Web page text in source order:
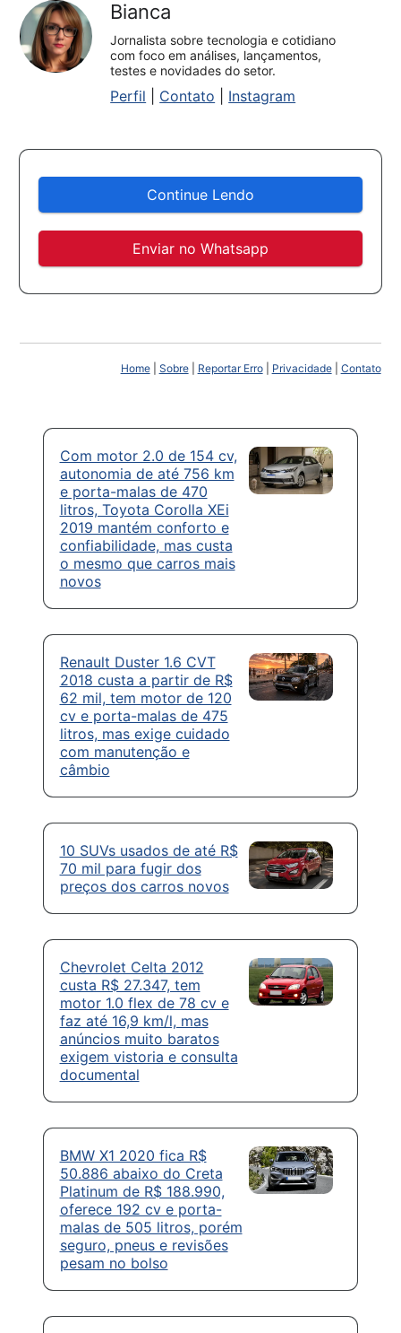
Bianca
Jornalista sobre tecnologia e cotidiano
com foco em análises, lançamentos,
testes e novidades do setor.
Perfil Contato Instagram
Continue Lendo
Enviar no Whatsapp
Home| Sobre| Reportar Erro| Privacidade| Contato
Com motor 2.0 de 154 cv,
autonomia de até 756 km
e porta-malas de 470
litros, Toyota Corolla XEi
2019 mantém conforto e
confiabilidade, mas custa
o mesmo que carros mais
novos
Renault Duster 1.6 CVT
2018 custa a partir de R$
62 mil, tem motor de 120
cv e porta-malas de 475
litros, mas exige cuidado
com manutenção e
câmbio
10 SUVs usados de até R$
70 mil para fugir dos
preços dos carros novos
Chevrolet Celta 2012
custa R$ 27.347, tem
motor 1.0 flex de 78 cv e
faz até 16,9 km/l, mas
anúncios muito baratos
exigem vistoria e consulta
documental
BMW X1 2020 fica R$
50.886 abaixo do Creta
Platinum de R$ 188.990,
oferece 192 cv e porta-
malas de 505 litros, porém
seguro, pneus e revisões
pesam no bolso